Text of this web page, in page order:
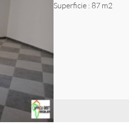
Superficie : 87 m2